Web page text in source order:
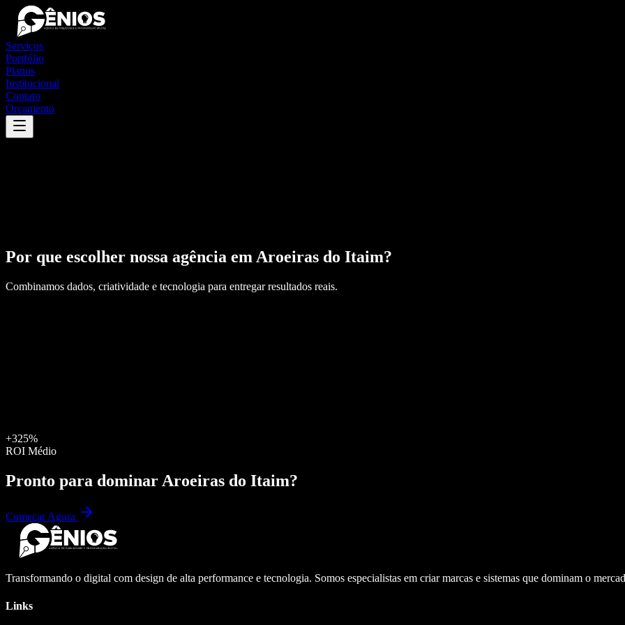
Serviços
Portfólio
Planos
Institucional
Contato
Orçamento
Por que escolher nossa agência em Aroeiras do Itaim?
Combinamos dados, criatividade e tecnologia para entregar resultados reais.
+325%
ROI Médio
Pronto para dominar Aroeiras do Itaim?
Começar Agora
Transformando o digital com design de alta performance e tecnologia. Somos especialistas em criar marcas e sistemas que dominam o
Links